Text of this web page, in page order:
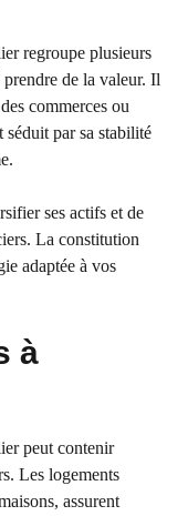
regroupe plusieurs
prendre de la valeur. Il
commerces ou
séduit par sa stabilité
ses actifs et de
La constitution
adaptée à vos
à
peut contenir
Les logements
assurent